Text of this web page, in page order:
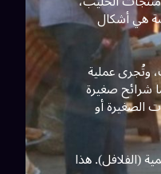
هي أشكال
وتُجرى عملية
شرائح صغيرة
أو
(الفلافل). هذا